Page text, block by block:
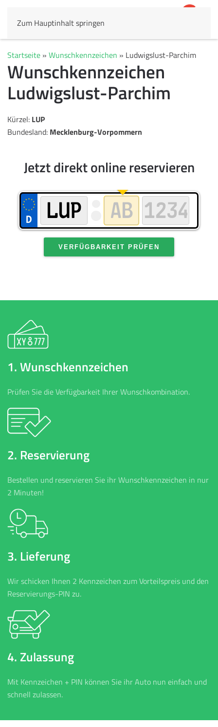
Zum Hauptinhalt springen
Startseite » Wunschkennzeichen » Ludwigslust-Parchim
Wunschkennzeichen
Ludwigslust-Parchim
Kürzel: LUP
Bundesland: Mecklenburg-Vorpommern
Jetzt direkt online reservieren
VERFÜGBARKEIT PRÜFEN
1. Wunschkennzeichen
Prüfen Sie die Verfügbarkeit Ihrer Wunschkombination.
2. Reservierung
Bestellen und reservieren Sie ihr Wunschkennzeichen in nur
2 Minuten!
3. Lieferung
Wir schicken Ihnen 2 Kennzeichen zum Vorteilspreis und den
Reservierungs-PIN zu.
4. Zulassung
Mit Kennzeichen + PIN können Sie ihr Auto nun einfach und
schnell zulassen.